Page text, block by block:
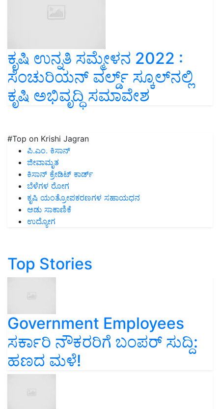
ಕೃಷಿ ಉನ್ನತಿ ಸಮ್ಮೇಳನ 2022 :
ಸೆಂಚುರಿಯನ್ ವರ್ಲ್ಡ್ ಸ್ಕೂಲ್‌ನಲ್ಲಿ
ಕೃಷಿ ಅಭಿವೃದ್ಧಿ ಸಮಾವೇಶ
#Top on Krishi Jagran
ಪಿ.ಎಂ. ಕಿಸಾನ್
ಜೀವಾಮೃತ
ಕಿಸಾನ್ ಕ್ರೇಡಿಟ್ ಕಾರ್ಡ್
ಬೆಳೆಗಳ ರೋಗ
ಕೃಷಿ ಯಂತ್ರೋಪಕರಣಗಳ ಸಹಾಯಧನ
ಆಡು ಸಾಕಾಣಿಕೆ
ಉದ್ಯೋಗ
Top Stories
Government Employees
ಸರ್ಕಾರಿ ನೌಕರರಿಗೆ ಬಂಪರ್‌ ಸುದ್ದಿ:
ಹಣದ ಮಳೆ!